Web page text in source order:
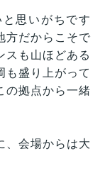
思いがちです
方だからこそで
スも山ほどある
も盛り上がって
の拠点から一緒
、会場からは大